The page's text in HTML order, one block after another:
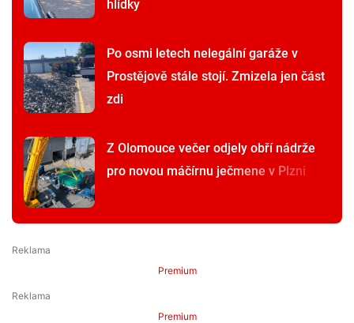
hlídky
Po osmi letech nelegální garáže v
Prostějově stále stojí. Zmizela jen část
zdi
Z Olomouce večer odjely obří nádrže
pro novou máčírnu ječmene v Plzni
Premium
Premium